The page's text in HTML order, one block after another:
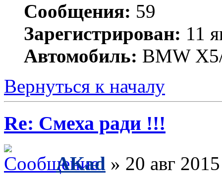
Сообщения: 59
Зарегистрирован: 11
Автомобиль: BMW
Вернуться к началу
Re: Смеха ради !!!
AKad » 20 авг